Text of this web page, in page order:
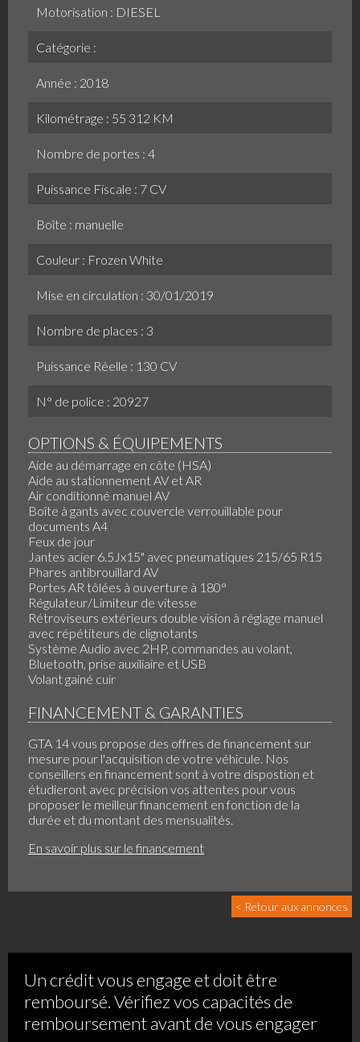
Motorisation : DIESEL
Catégorie :
Année : 2018
Kilométrage : 55 312 KM
Nombre de portes : 4
Puissance Fiscale : 7 CV
Boîte : manuelle
Couleur : Frozen White
Mise en circulation : 30/01/2019
Nombre de places : 3
Puissance Réelle : 130 CV
N° de police : 20927
OPTIONS & ÉQUIPEMENTS
Aide au démarrage en côte (HSA)
Aide au stationnement AV et AR
Air conditionné manuel AV
Boîte à gants avec couvercle verrouillable pour
documents A4
Feux de jour
Jantes acier 6.5Jx15" avec pneumatiques 215/65 R15
Phares antibrouillard AV
Portes AR tôlées à ouverture à 180°
Régulateur/Limiteur de vitesse
Rétroviseurs extérieurs double vision à réglage manuel
avec répétiteurs de clignotants
Système Audio avec 2HP, commandes au volant,
Bluetooth, prise auxiliaire et USB
Volant gainé cuir
FINANCEMENT & GARANTIES
GTA 14 vous propose des offres de financement sur
mesure pour l'acquisition de votre véhicule. Nos
conseillers en financement sont à votre dispostion et
étudieront avec précision vos attentes pour vous
proposer le meilleur financement en fonction de la
durée et du montant des mensualités.
En savoir plus sur le financement
< Retour aux annonces
Un crédit vous engage et doit être
remboursé. Vérifiez vos capacités de
remboursement avant de vous engager